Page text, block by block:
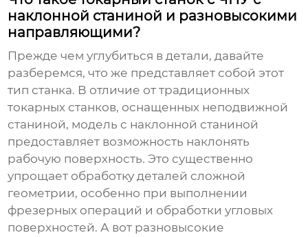
наклонной станиной и разновысокими
направляющими?
Прежде чем углубиться в детали, давайте
разберемся, что же представляет собой этот
тип станка. В отличие от традиционных
токарных станков, оснащенных неподвижной
станиной, модель с наклонной станиной
предоставляет возможность наклонять
рабочую поверхность. Это существенно
упрощает обработку деталей сложной
геометрии, особенно при выполнении
фрезерных операций и обработки угловых
поверхностей. А вот разновысокие